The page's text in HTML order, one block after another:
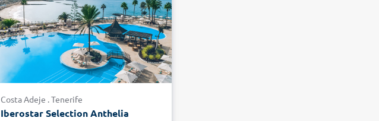
Costa Adeje . Tenerife
Iberostar Selection Anthelia